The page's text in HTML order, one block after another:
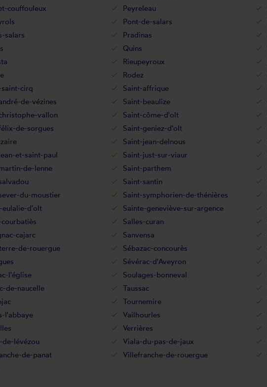
couffouleux Peyreleau
Pont-de-salars
salars Pradinas
Quins
Rieupeyroux
Rodez
saint-cirq Saint-affrique
de-vézines Saint-beaulize
vallon Saint-côme-d'olt
de-sorgues Saint-geniez-d'olt
Saint-jean-delnous
et-saint-paul Saint-just-sur-viaur
de-lenne Saint-parthem
Saint-santin
du-moustier Saint-symphorien-de-thénières
eulalie-d'olt Sainte-geneviève-sur-argence
Salles-curan
cajarc Sanvensa
de-rouergue Sébazac-concourès
Sévérac-d'Aveyron
l'église Soulages-bonneval
de-naucelle Taussac
Tournemire
l'abbaye Vailhourles
Verrières
de-lévézou Viala-du-pas-de-jaux
de-panat Villefranche-de-rouergue